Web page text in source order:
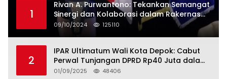
1
Rivan A. Purwantono: Tekankan Semangat
Sinergi dan Kolaborasi dalam Rakernas
Serikat Pekerja Jasa Raharja
09/10/2024 125110
2
IPAR Ultimatum Wali Kota Depok: Cabut
Perwal Tunjangan DPRD Rp40 Juta dalam
5 Hari atau Hadapi Aksi Rakyat
01/09/2025 48406